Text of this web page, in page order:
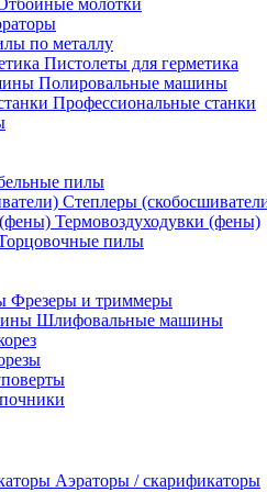
молотки
по металлу
Пистолеты для герметика
Полировальные машины
Профессиональные станки
пилы
Степлеры
Термовоздуходувки (фены)
пилы
Фрезеры и триммеры
Шлифовальные машины
Аэраторы / скарификаторы